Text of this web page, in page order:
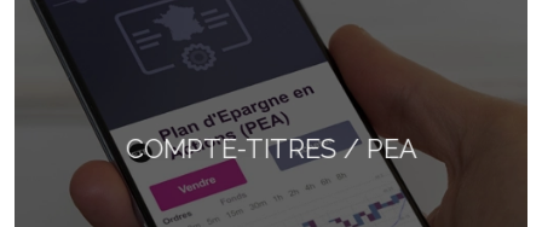
COMPTE-TITRES / PEA